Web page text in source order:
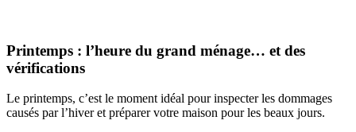
Printemps : l’heure du grand ménage… et des
vérifications
Le printemps, c’est le moment idéal pour inspecter les dommages
causés par l’hiver et préparer votre maison pour les beaux jours.